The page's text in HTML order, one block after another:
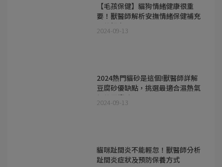
【毛孩保健】貓狗情緒健康很重
要！獸醫師解析安撫情緒保健補充
品的好處
2024-09-13
2024熱門貓砂是這個!獸醫師詳解
豆腐砂優缺點，挑選最適合濕熱氣
候的豆腐砂
2024-09-13
貓咪趾間炎不能輕忽！獸醫師分析
趾間炎症狀及預防保養方式